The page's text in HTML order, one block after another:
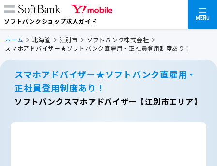
ソフトバンクショップ求人ガイド MENU
ホーム 北海道 江別市
ソフトバンク株式会社
スマホアドバイザー★ソフトバンク直雇用・正社員登用制度あり！
スマホアドバイザー★ソフトバンク直雇用・
正社員登用制度あり！
ソフトバンクスマホアドバイザー【江別市エリア】